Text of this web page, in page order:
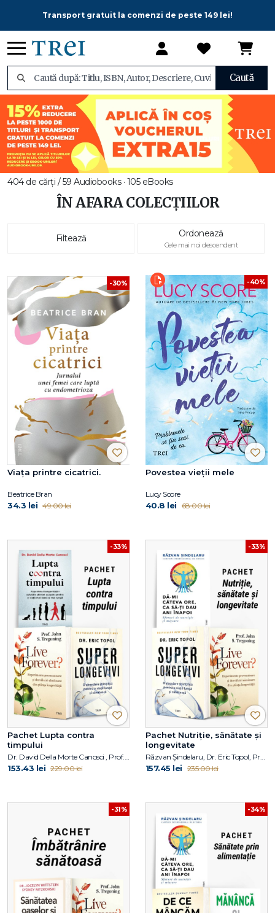
Transport gratuit la comenzi de peste 149 lei!
Caută
404 de cărți / 59 Audiobooks · 105 eBooks
ÎN AFARA COLECȚIILOR
Filtează Ordonează
Cele mai noi descendent
-30%
Viaţa printre cicatrici.
Beatrice Bran
34.3 lei 49.00 lei
-40%
Povestea vieții mele
Lucy Score
40.8 lei 68.00 lei
-33%
Pachet Lupta contra
timpului
Dr. David Della Morte Canosci , Prof. John S. Tregoning, Dr. Eric Topol
153.43 lei 229.00 lei
-33%
Pachet Nutriție, sănătate și
longevitate
Răzvan Șindelaru, Dr. Eric Topol, Prof. John S. Tregoning
157.45 lei 235.00 lei
-31% -34%